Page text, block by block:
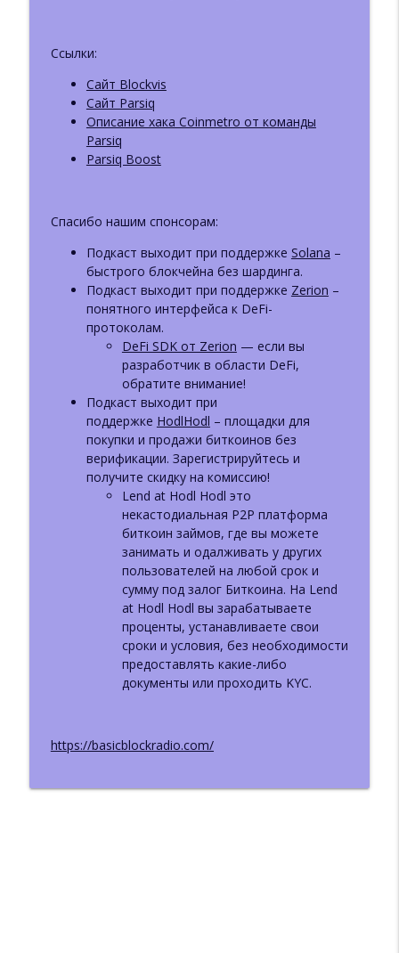
Ссылки:
Cайт Blockvis
Cайт Parsiq
Описание хака Coinmetro от команды
Parsiq
Parsiq Boost
Спасибо нашим спонсорам:
Подкаст выходит при поддержке Solana –
быстрого блокчейна без шардинга.
Подкаст выходит при поддержке Zerion –
понятного интерфейса к DeFi-
протоколам.
DeFi SDK от Zerion — если вы
разработчик в области DeFi,
обратите внимание!
Подкаст выходит при
поддержке HodlHodl – площадки для
покупки и продажи биткоинов без
верификации. Зарегистрируйтесь и
получите скидку на комиссию!
Lend at Hodl Hodl это
некастодиальная P2P платформа
биткоин займов, где вы можете
занимать и одалживать у других
пользователей на любой срок и
сумму под залог Биткоина. На Lend
at Hodl Hodl вы зарабатываете
проценты, устанавливаете свои
сроки и условия, без необходимости
предоставлять какие-либо
документы или проходить KYC.
https://basicblockradio.com/